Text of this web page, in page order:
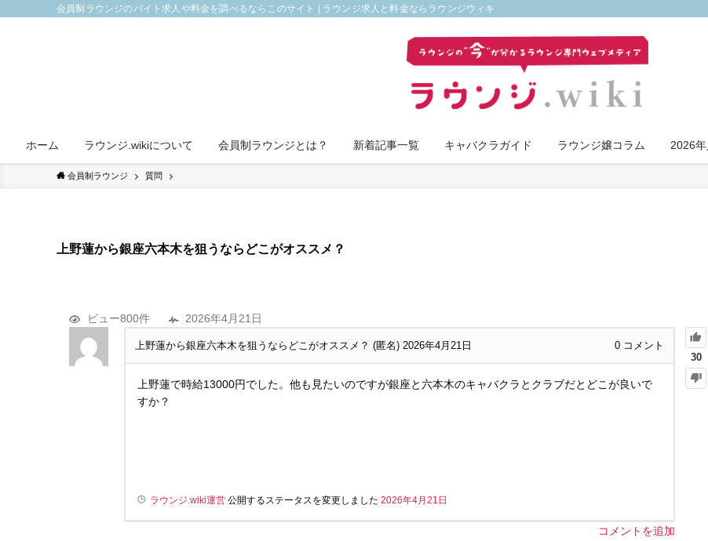
会員制ラウンジのバイト求人や料金を調べるならこのサイト | ラウンジ求人と料金ならラウンジウィキ
ホーム ラウンジ.wikiについて 会員制ラウンジとは？ 新着記事一覧 キャバクラガイド ラウンジ嬢コラム 2026
会員制ラウンジ 質問
上野蓮から銀座六本木を狙うならどこがオススメ？
ビュー800件 2026年4月21日
30
上野蓮から銀座六本木を狙うならどこがオススメ？ (匿名) 2026年4月21日 0 コメント
上野蓮で時給13000円でした。他も見たいのですが銀座と六本木のキャバクラとクラブだとどこが良いで
すか？
ラウンジ.wiki運営 公開するステータスを変更しました 2026年4月21日
コメントを追加